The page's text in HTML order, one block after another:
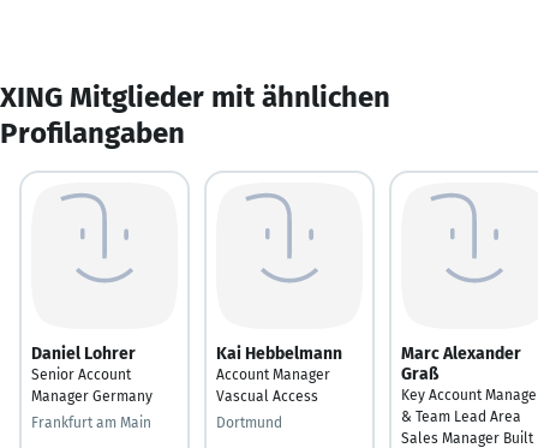
XING Mitglieder mit ähnlichen
Profilangaben
Daniel Lohrer
Senior Account
Manager Germany
Frankfurt am Main
Kai Hebbelmann
Account Manager
Vascual Access
Dortmund
Marc Alexander
Graß
Key Account
& Team Lead Area
Sales Manager Built